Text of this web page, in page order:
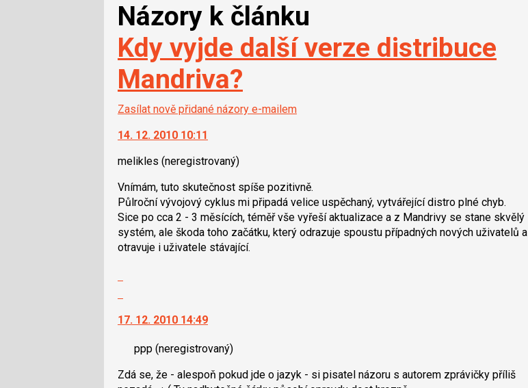
Názory k článku
Kdy vyjde další verze distribuce
Mandriva?
Zasílat nově přidané názory e-mailem
14. 12. 2010 10:11
melikles (neregistrovaný)
Vnímám, tuto skutečnost spíše pozitivně.
Půlroční vývojový cyklus mi připadá velice uspěchaný, vytvářející distro plné chyb.
Sice po cca 2 - 3 měsících, téměř vše vyřeší aktualizace a z Mandrivy se stane skvělý
systém, ale škoda toho začátku, který odrazuje spoustu případných nových uživatelů a
otravuje i uživatele stávající.
další
názor.
navigaci
17. 12. 2010 14:49
ppp (neregistrovaný)
Zdá se, že - alespoň pokud jde o jazyk - si pisatel názoru s autorem zprávičky příliš